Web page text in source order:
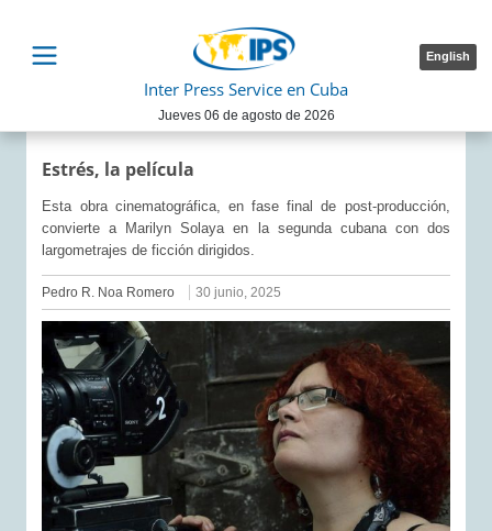
English
Inter Press Service en Cuba
Jueves 06 de agosto de 2026
Estrés, la película
Esta obra cinematográfica, en fase final de post-producción,
convierte a Marilyn Solaya en la segunda cubana con dos
largometrajes de ficción dirigidos.
Pedro R. Noa Romero 30 junio, 2025